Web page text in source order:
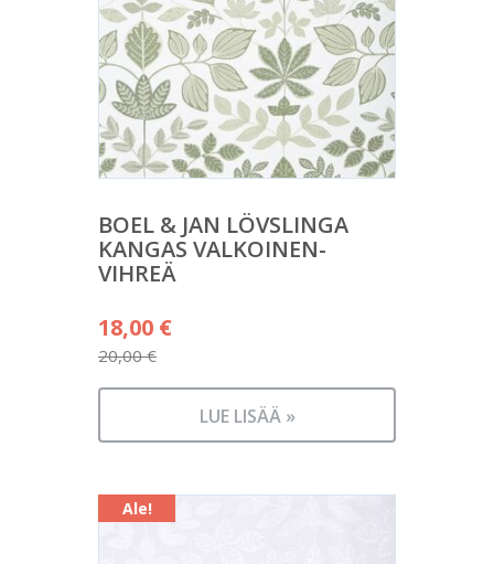
BOEL & JAN LÖVSLINGA
KANGAS VALKOINEN-
VIHREÄ
20,00€
Alkuperäinen
hinta
oli:
18,00 €
Nykyinen
on:
LUE LISÄÄ »
Ale!